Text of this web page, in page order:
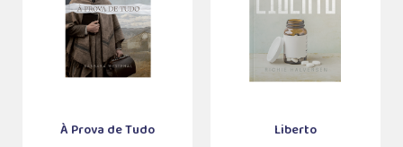
À Prova de Tudo Liberto